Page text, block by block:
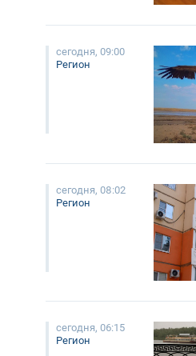
сегодня, 09:00
Регион
сегодня, 08:02
Регион
сегодня, 06:15
Регион